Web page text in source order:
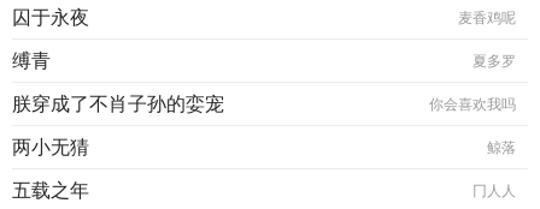
囚于永夜 麦香鸡呢
缚青 夏多罗
朕穿成了不肖子孙的娈宠 你会喜欢我吗
两小无猜 鲸落
五载之年 冂人人